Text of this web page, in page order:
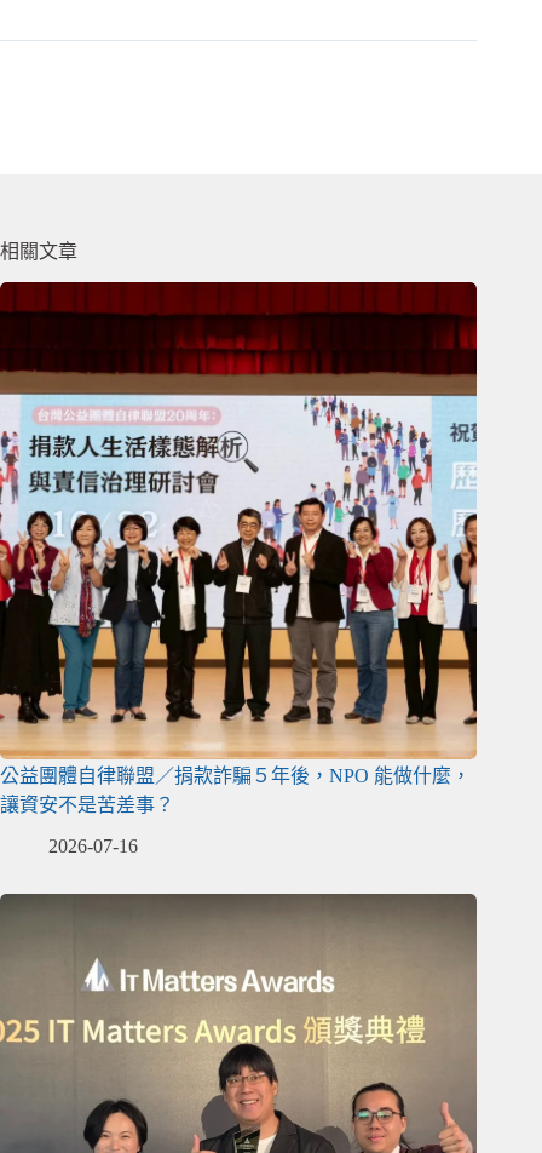
相關文章
公益團體自律聯盟／捐款詐騙５年後，NPO 能做什麼，
讓資安不是苦差事？
2026-07-16